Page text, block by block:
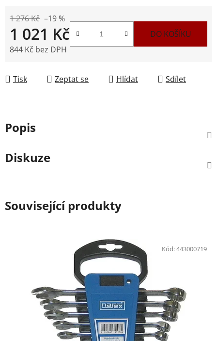
1 276 Kč –19 %
1 021 Kč
844 Kč bez DPH
DO KOŠÍKU
Tisk Zeptat se Hlídat Sdílet
Popis
Diskuze
Související produkty
Kód:443000719